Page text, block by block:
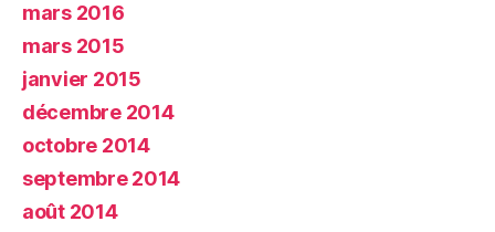
mars 2016
mars 2015
janvier 2015
décembre 2014
octobre 2014
septembre 2014
août 2014